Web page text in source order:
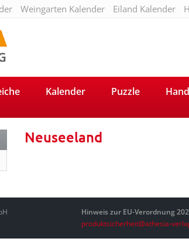
Weingarten Kalender Eiland Kalender
Kalender Puzzle
Neuseeland
Hinweis zur EU-Verordnung
produktsicherheit@athesia-